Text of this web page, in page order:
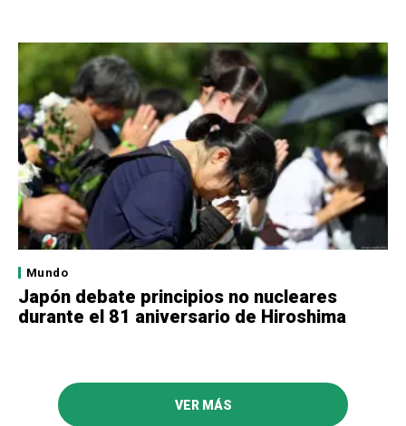
Mundo
Japón debate principios no nucleares
durante el 81 aniversario de Hiroshima
VER MÁS